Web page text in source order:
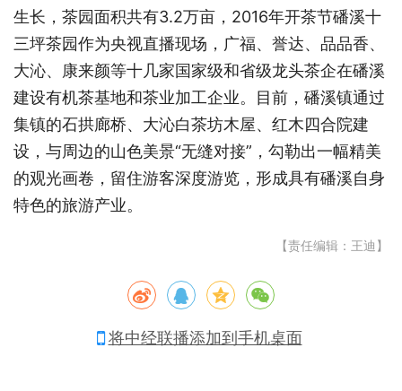
生长，茶园面积共有3.2万亩，2016年开茶节磻溪十
三坪茶园作为央视直播现场，广福、誉达、品品香、
大沁、康来颜等十几家国家级和省级龙头茶企在磻溪
建设有机茶基地和茶业加工企业。目前，磻溪镇通过
集镇的石拱廊桥、大沁白茶坊木屋、红木四合院建
设，与周边的山色美景“无缝对接”，勾勒出一幅精美
的观光画卷，留住游客深度游览，形成具有磻溪自身
特色的旅游产业。
【责任编辑：王迪】
将中经联播添加到手机桌面